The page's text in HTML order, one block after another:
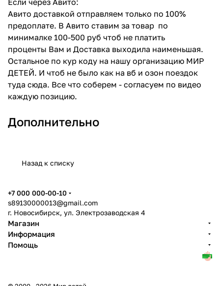
Авито доставкой отправляем только по 100%
предоплате. В Авито ставим за товар по
минималке 100-500 руб чтоб не платить
проценты Вам и Доставка выходила наименьшая.
Остальное по кур коду на нашу организацию МИР
ДЕТЕЙ. И чтоб не было как на вб и озон поездок
туда сюда. Все что соберем - согласуем по видео
каждую позицию.
Дополнительно
Назад к списку
+7 000 000-00-10
s89130000013@gmail.com
г. Новосибирск, ул. Электрозаводская 4
Магазин
Информация
Помощь